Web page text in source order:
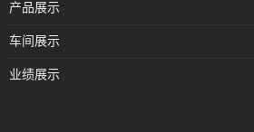
产品展示
车间展示
业绩展示